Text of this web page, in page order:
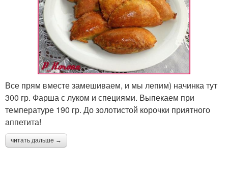
Все прям вместе замешиваем, и мы лепим) начинка тут
300 гр. Фарша с луком и специями. Выпекаем при
температуре 190 гр. До золотистой корочки приятного
аппетита!
читать дальше →